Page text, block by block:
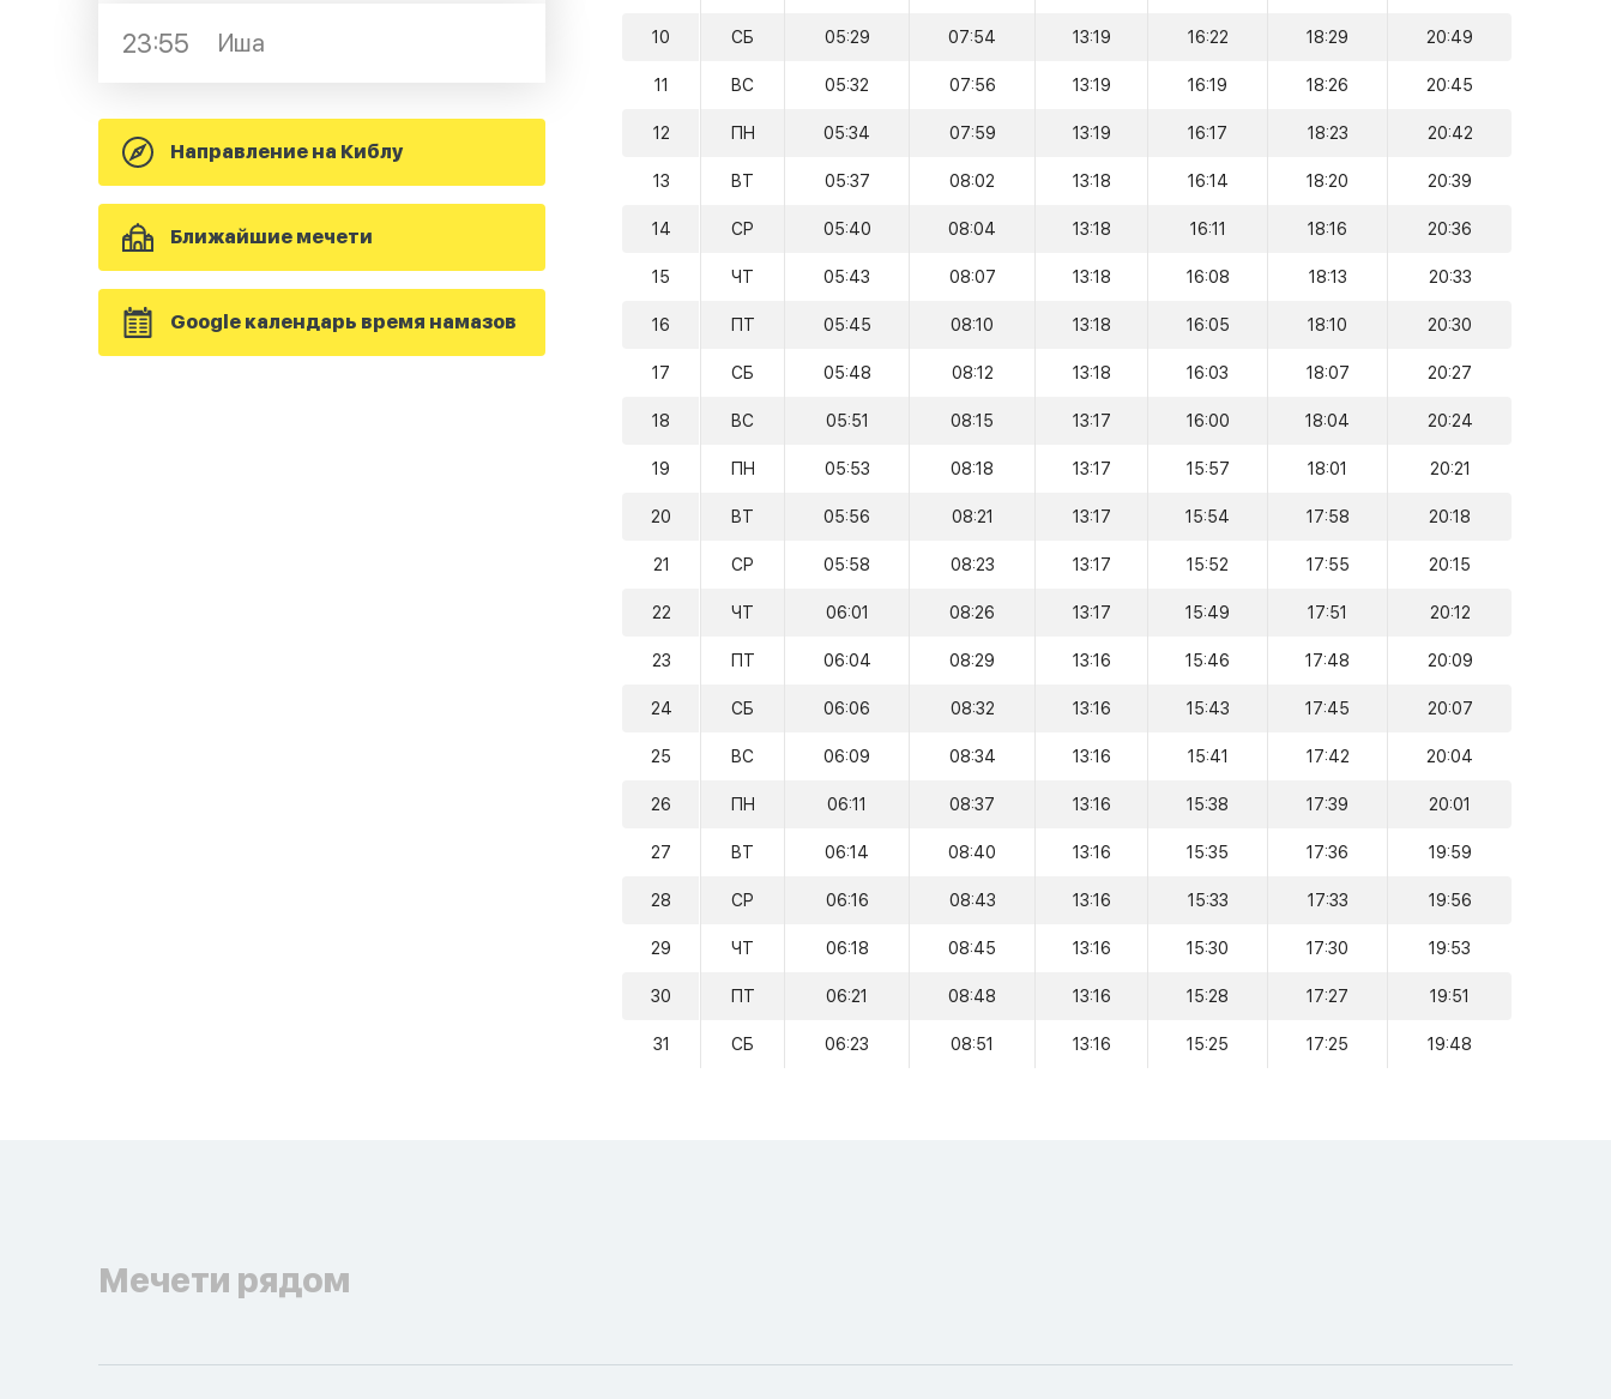
23:55 Иша
Направление на Киблу
Ближайшие мечети
Google календарь время намазов
10 СБ 05:29 07:54 13:19 16:22 18:29 20:49
11 ВС 05:32 07:56 13:19 16:19 18:26 20:45
12 ПН 05:34 07:59 13:19 16:17 18:23 20:42
13 ВТ 05:37 08:02 13:18 16:14 18:20 20:39
14 СР 05:40 08:04 13:18 16:11 18:16 20:36
15 ЧТ 05:43 08:07 13:18 16:08 18:13 20:33
16 ПТ 05:45 08:10 13:18 16:05 18:10 20:30
17 СБ 05:48 08:12 13:18 16:03 18:07 20:27
18 ВС 05:51 08:15 13:17 16:00 18:04 20:24
19 ПН 05:53 08:18 13:17 15:57 18:01 20:21
20 ВТ 05:56 08:21 13:17 15:54 17:58 20:18
21 СР 05:58 08:23 13:17 15:52 17:55 20:15
22 ЧТ 06:01 08:26 13:17 15:49 17:51 20:12
23 ПТ 06:04 08:29 13:16 15:46 17:48 20:09
24 СБ 06:06 08:32 13:16 15:43 17:45 20:07
25 ВС 06:09 08:34 13:16 15:41 17:42 20:04
26 ПН 06:11 08:37 13:16 15:38 17:39 20:01
27 ВТ 06:14 08:40 13:16 15:35 17:36 19:59
28 СР 06:16 08:43 13:16 15:33 17:33 19:56
29 ЧТ 06:18 08:45 13:16 15:30 17:30 19:53
30 ПТ 06:21 08:48 13:16 15:28 17:27 19:51
31 СБ 06:23 08:51 13:16 15:25 17:25 19:48
Мечети рядом